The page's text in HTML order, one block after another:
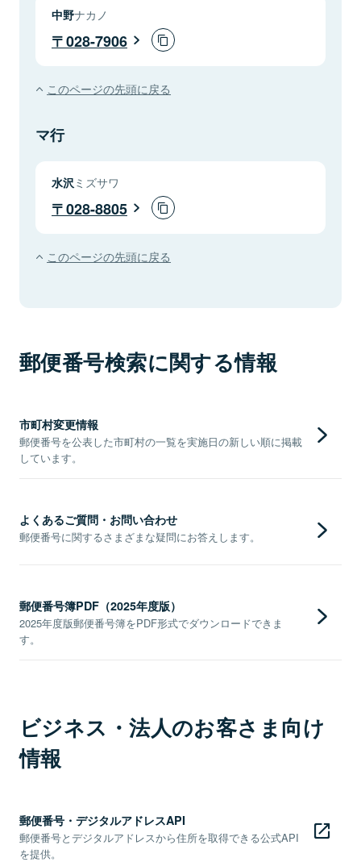
中野ナカノ
028-7906
このページの先頭に戻る
マ行
水沢 ミズサワ
028-8805
このページの先頭に戻る
郵便番号検索に関する情報
市町村変更情報
郵便番号を公表した市町村の一覧を実施日の新しい順に掲載
しています。
よくあるご質問・お問い合わせ
郵便番号に関するさまざまな疑問にお答えします。
郵便番号簿PDF（2025年度版）
2025年度版郵便番号簿をPDF形式でダウンロードできま
す。
ビジネス・法人のお客さま向け
情報
郵便番号・デジタルアドレスAPI
郵便番号とデジタルアドレスから住所を取得できる公式API
を提供。